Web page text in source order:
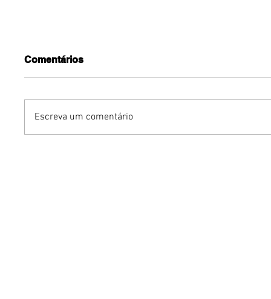
Comentários
Escreva um comentário